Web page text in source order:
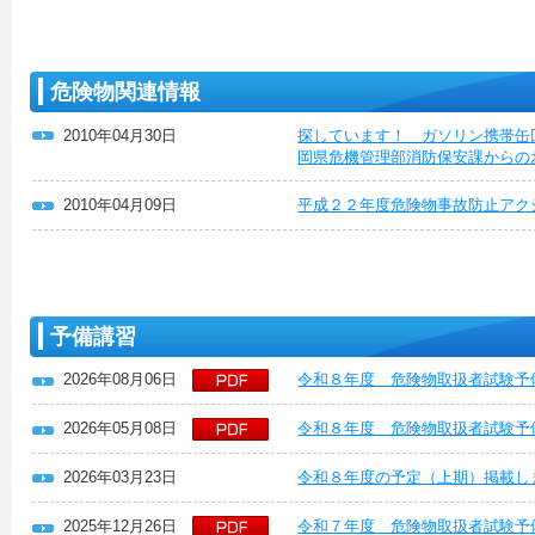
危険物関連情報
2010年04月30日
探しています！ ガソリン携帯缶
岡県危機管理部消防保安課から
2010年04月09日 平成２２年度危険物事故防止ア
予備講習
2026年08月06日 令和８年度 危険物取扱者試験
2026年05月08日 令和８年度 危険物取扱者試験
2026年03月23日 令和８年度の予定（上期）掲載し
2025年12月26日 令和７年度 危険物取扱者試験